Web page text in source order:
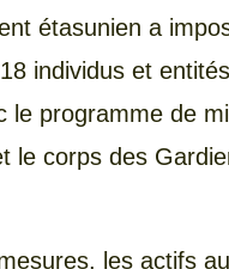
étasunien a
individus et
le programme de
le corps des
les actifs